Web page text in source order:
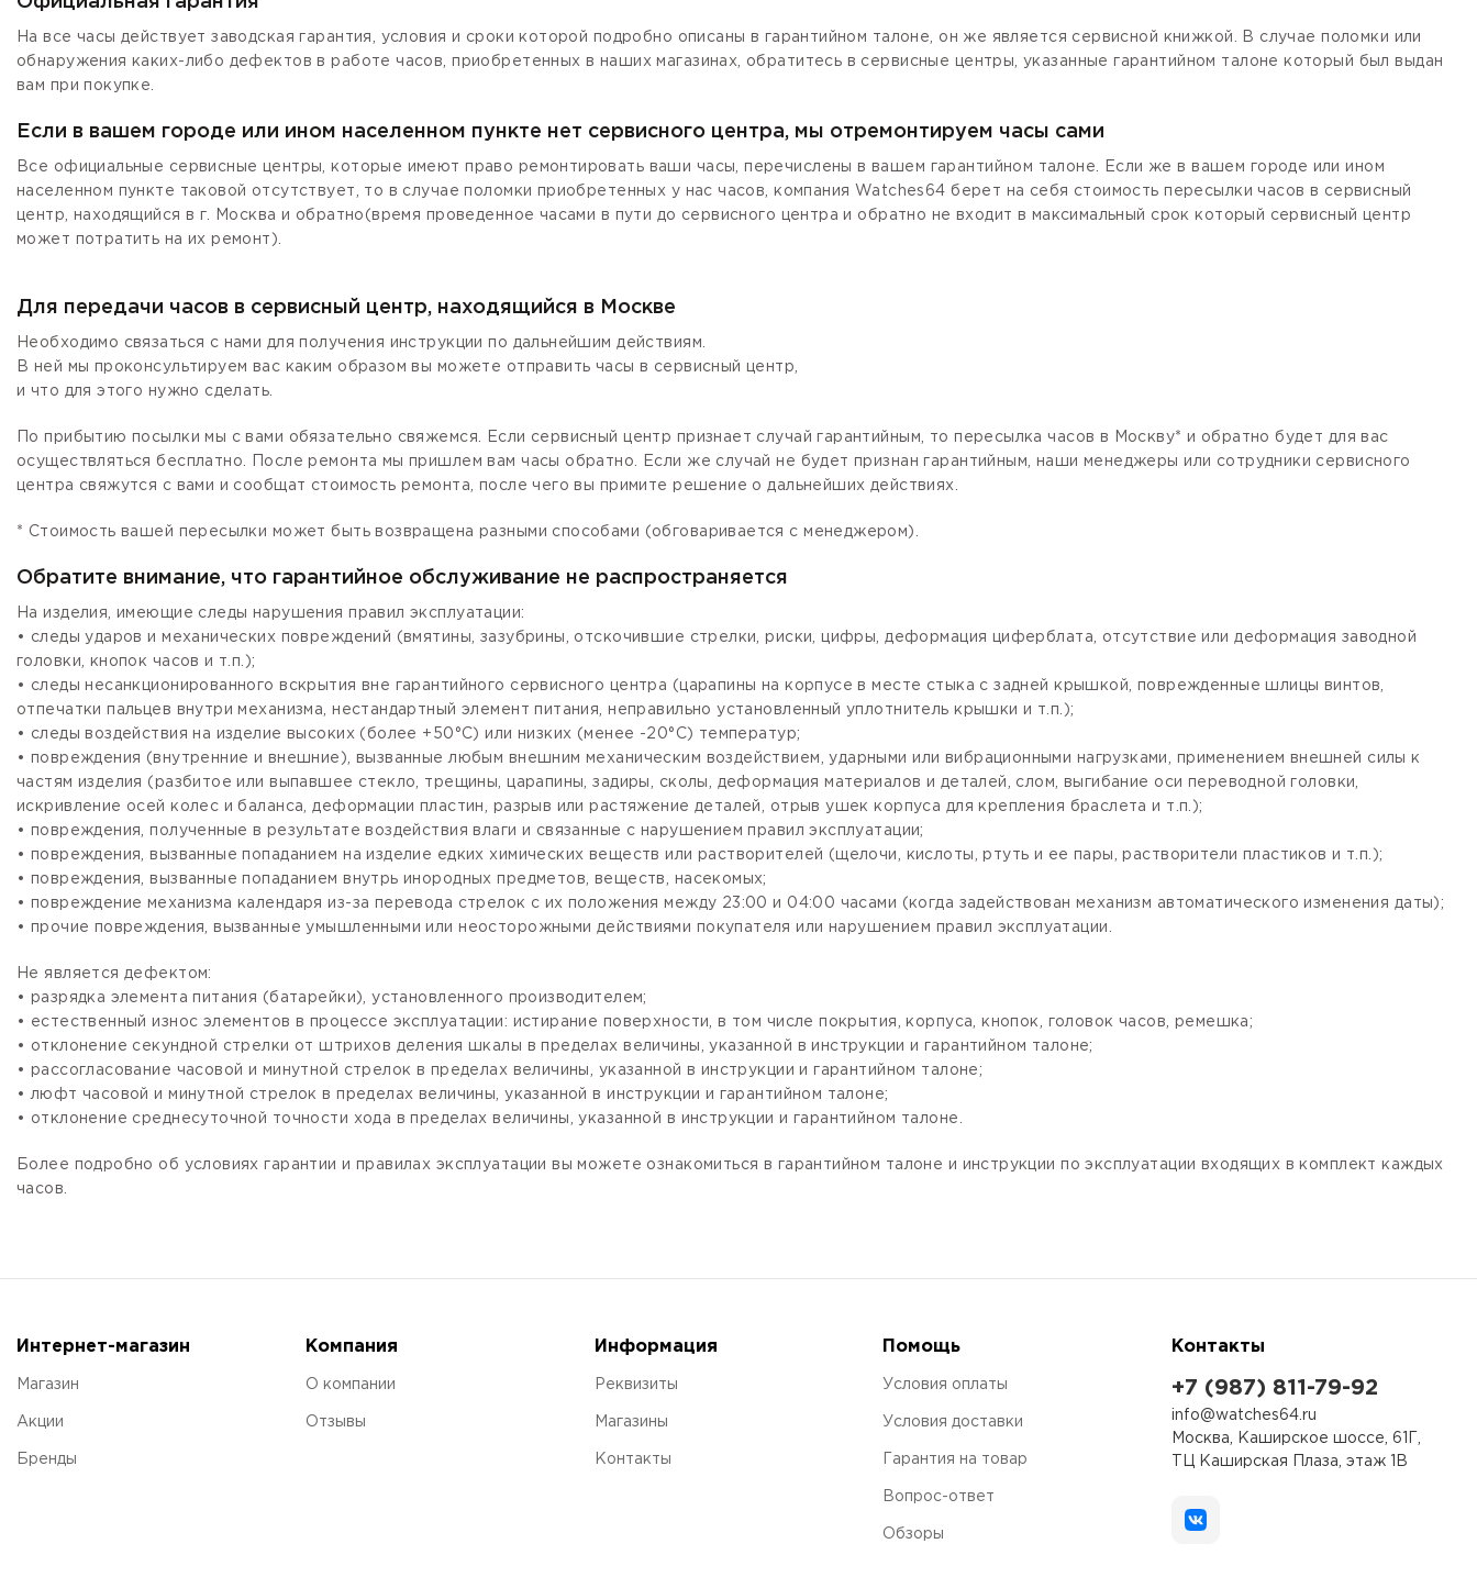
На все часы действует заводская гарантия, условия и сроки которой подробно описаны в гарантийном талоне, он же является сервисной книжкой. В случае поломки или
обнаружения каких-либо дефектов в работе часов, приобретенных в наших магазинах, обратитесь в сервисные центры, указанные гарантийном талоне который был выдан
вам при покупке.
Если в вашем городе или ином населенном пункте нет сервисного центра, мы отремонтируем часы сами
Все официальные сервисные центры, которые имеют право ремонтировать ваши часы, перечислены в вашем гарантийном талоне. Если же в вашем городе или ином
населенном пункте таковой отсутствует, то в случае поломки приобретенных у нас часов, компания Watches64 берет на себя стоимость пересылки часов в сервисный
центр, находящийся в г. Москва и обратно(время проведенное часами в пути до сервисного центра и обратно не входит в максимальный срок который сервисный центр
может потратить на их ремонт).
Для передачи часов в сервисный центр, находящийся в Москве
Необходимо связаться с нами для получения инструкции по дальнейшим действиям.
В ней мы проконсультируем вас каким образом вы можете отправить часы в сервисный центр,
и что для этого нужно сделать.
По прибытию посылки мы с вами обязательно свяжемся. Если сервисный центр признает случай гарантийным, то пересылка часов в Москву* и обратно будет для вас
осуществляться бесплатно. После ремонта мы пришлем вам часы обратно. Если же случай не будет признан гарантийным, наши менеджеры или сотрудники сервисного
центра свяжутся с вами и сообщат стоимость ремонта, после чего вы примите решение о дальнейших действиях.
* Стоимость вашей пересылки может быть возвращена разными способами (обговаривается с менеджером).
Обратите внимание, что гарантийное обслуживание не распространяется
На изделия, имеющие следы нарушения правил эксплуатации:
• следы ударов и механических повреждений (вмятины, зазубрины, отскочившие стрелки, риски, цифры, деформация циферблата, отсутствие или деформация заводной
головки, кнопок часов и т.п.);
• следы несанкционированного вскрытия вне гарантийного сервисного центра (царапины на корпусе в месте стыка с задней крышкой, поврежденные шлицы винтов,
отпечатки пальцев внутри механизма, нестандартный элемент питания, неправильно установленный уплотнитель крышки и т.п.);
• следы воздействия на изделие высоких (более +50°С) или низких (менее -20°С) температур;
• повреждения (внутренние и внешние), вызванные любым внешним механическим воздействием, ударными или вибрационными нагрузками, применением внешней силы к
частям изделия (разбитое или выпавшее стекло, трещины, царапины, задиры, сколы, деформация материалов и деталей, слом, выгибание оси переводной головки,
искривление осей колес и баланса, деформации пластин, разрыв или растяжение деталей, отрыв ушек корпуса для крепления браслета и т.п.);
• повреждения, полученные в результате воздействия влаги и связанные с нарушением правил эксплуатации;
• повреждения, вызванные попаданием на изделие едких химических веществ или растворителей (щелочи, кислоты, ртуть и ее пары, растворители пластиков и т.п.);
• повреждения, вызванные попаданием внутрь инородных предметов, веществ, насекомых;
• повреждение механизма календаря из-за перевода стрелок с их положения между 23:00 и 04:00 часами (когда задействован механизм автоматического изменения даты);
• прочие повреждения, вызванные умышленными или неосторожными действиями покупателя или нарушением правил эксплуатации.
Не является дефектом:
• разрядка элемента питания (батарейки), установленного производителем;
• естественный износ элементов в процессе эксплуатации: истирание поверхности, в том числе покрытия, корпуса, кнопок, головок часов, ремешка;
• отклонение секундной стрелки от штрихов деления шкалы в пределах величины, указанной в инструкции и гарантийном талоне;
• рассогласование часовой и минутной стрелок в пределах величины, указанной в инструкции и гарантийном талоне;
• люфт часовой и минутной стрелок в пределах величины, указанной в инструкции и гарантийном талоне;
• отклонение среднесуточной точности хода в пределах величины, указанной в инструкции и гарантийном талоне.
Более подробно об условиях гарантии и правилах эксплуатации вы можете ознакомиться в гарантийном талоне и инструкции по эксплуатации входящих в комплект каждых
часов.
Интернет-магазин
Магазин
Акции
Бренды
Компания
О компании
Отзывы
Информация
Реквизиты
Магазины
Контакты
Помощь
Условия оплаты
Условия доставки
Гарантия на товар
Вопрос-ответ
Обзоры
Контакты
+7 (987) 811-79-92
info@watches64.ru
Москва, Каширское шоссе, 61Г,
ТЦ Каширская Плаза, этаж 1В